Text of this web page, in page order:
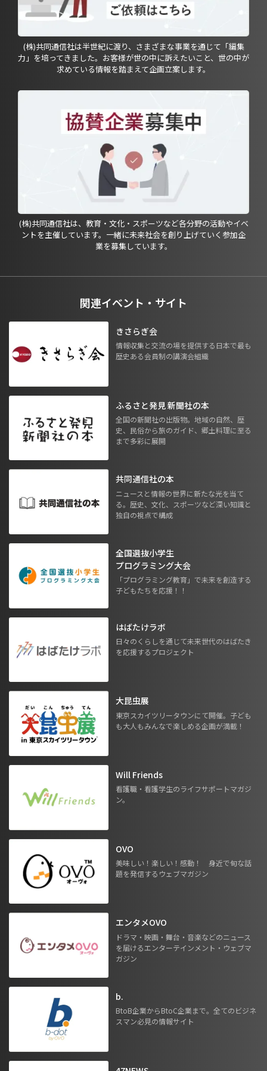
(株)共同通信社は半世紀に渡り、さまざまな事業を通じて「編集
力」を培ってきました。お客様が世の中に訴えたいこと、世の中が
求めている情報を踏まえて企画立案します。
(株)共同通信社は、教育・文化・スポーツなど各分野の活動やイベ
ントを主催しています。一緒に未来社会を創り上げていく参加企
業を募集しています。
関連イベント・サイト
きさらぎ会
情報収集と交流の場を提供する日本で最も
歴史ある会員制の講演会組織
ふるさと発見 新聞社の本
全国の新聞社の出版物。地域の自然、歴
史、民俗から旅のガイド、郷土料理に至る
まで多彩に展開
共同通信社の本
ニュースと情報の世界に新たな光を当て
る。歴史、文化、スポーツなど深い知識と
独自の視点で構成
全国選抜小学生
プログラミング大会
「プログラミング教育」で未来を創造する
子どもたちを応援！！
はばたけラボ
日々のくらしを通じて未来世代のはばたき
を応援するプロジェクト
大昆虫展
東京スカイツリータウンにて開催。子ども
も大人もみんなで楽しめる企画が満載！
Will Friends
看護職・看護学生のライフサポートマガジ
ン。
OVO
美味しい！楽しい！感動！ 身近で旬な話
題を発信するウェブマガジン
エンタメOVO
ドラマ・映画・舞台・音楽などのニュース
を届けるエンターテインメント・ウェブマ
ガジン
b.
BtoB企業からBtoC企業まで。全てのビジネ
スマン必見の情報サイト